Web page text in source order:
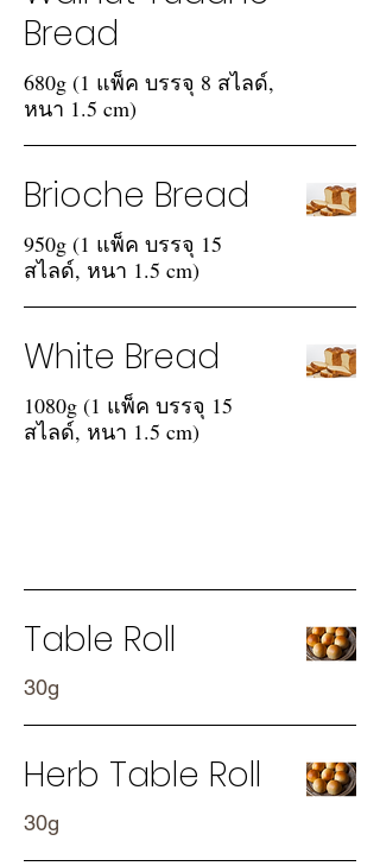
Bread
680g (1 แพ็ค บรรจุ 8 สไลด์,
หนา 1.5 cm)
Brioche Bread
950g (1 แพ็ค บรรจุ 15
สไลด์, หนา 1.5 cm)
White Bread
1080g (1 แพ็ค บรรจุ 15
สไลด์, หนา 1.5 cm)
Table Roll
30g
Herb Table Roll
30g